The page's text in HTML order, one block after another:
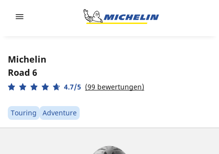
Michelin
Road 6
4.7/5 (99 bewertungen)
Touring Adventure